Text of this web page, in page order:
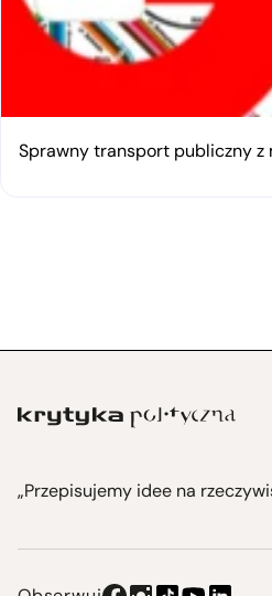
Sprawny transport publiczny z
„Przepisujemy idee na